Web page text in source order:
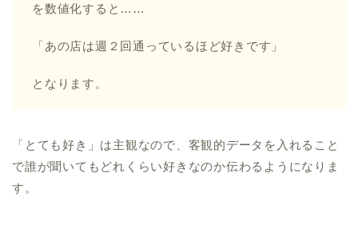
を数値化すると……
「あの店は週２回通っているほど好きです」
となります。
「とても好き」は主観なので、客観的データを入れること
で誰が聞いてもどれくらい好きなのか伝わるようになりま
す。